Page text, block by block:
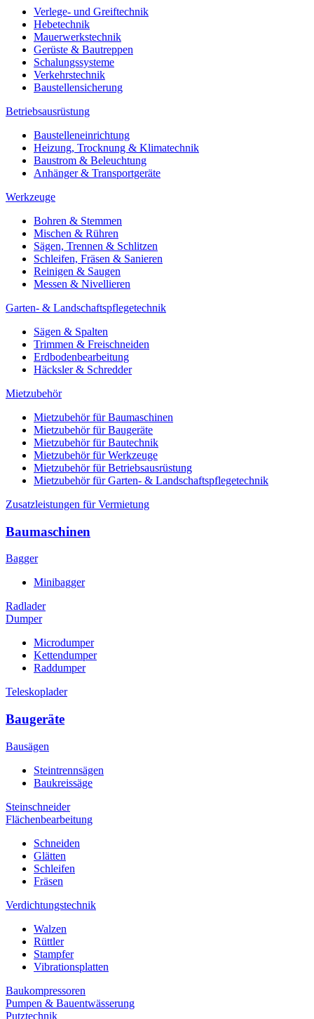
Verlege- und Greiftechnik
Hebetechnik
Mauerwerkstechnik
Gerüste & Bautreppen
Schalungssysteme
Verkehrstechnik
Baustellensicherung
Betriebsausrüstung
Baustelleneinrichtung
Heizung, Trocknung & Klimatechnik
Baustrom & Beleuchtung
Anhänger & Transportgeräte
Werkzeuge
Bohren & Stemmen
Mischen & Rühren
Sägen, Trennen & Schlitzen
Schleifen, Fräsen & Sanieren
Reinigen & Saugen
Messen & Nivellieren
Garten- & Landschaftspflegetechnik
Sägen & Spalten
Trimmen & Freischneiden
Erdbodenbearbeitung
Häcksler & Schredder
Mietzubehör
Mietzubehör für Baumaschinen
Mietzubehör für Baugeräte
Mietzubehör für Bautechnik
Mietzubehör für Werkzeuge
Mietzubehör für Betriebsausrüstung
Mietzubehör für Garten- & Landschaftspflegetechnik
Zusatzleistungen für Vermietung
Baumaschinen
Bagger
Minibagger
Radlader
Dumper
Microdumper
Kettendumper
Raddumper
Teleskoplader
Baugeräte
Bausägen
Steintrennsägen
Baukreissäge
Steinschneider
Flächenbearbeitung
Schneiden
Glätten
Schleifen
Fräsen
Verdichtungstechnik
Walzen
Rüttler
Stampfer
Vibrationsplatten
Baukompressoren
Pumpen & Bauentwässerung
Putztechnik